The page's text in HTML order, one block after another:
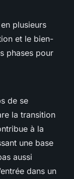
plusieurs
et le bien-
phases pour
de se
la transition
à la
une base
aussi
dans un